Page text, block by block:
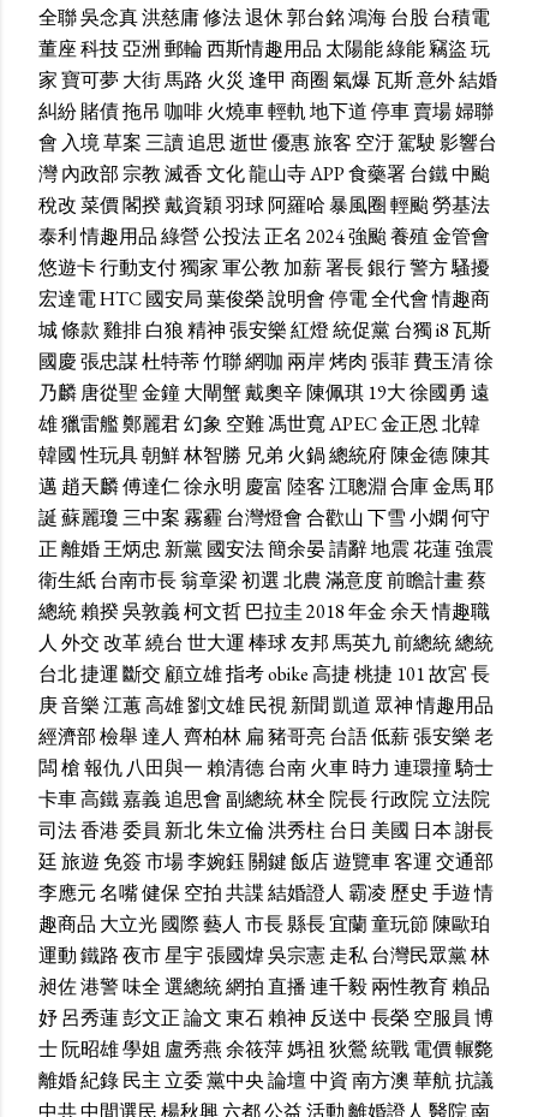
全聯吳念真洪慈庸修法退休郭台銘鴻海台股 台積電
董座科技亞洲郵輪西斯情趣用品 太陽能綠能竊盜玩
家寶可夢大街馬路 火災 逢甲 商圈氣爆瓦斯意外結婚
糾紛賭債拖吊 咖啡火燒車輕軌地下道停車賣場婦聯
會 入境草案三讀追思逝世優惠旅客 空汙駕駛影響台
灣內政部宗教滅香文化龍山寺APP食藥署台鐵中颱
稅改菜價閣揆戴資穎羽球阿羅哈暴風圈輕颱勞基法
泰利情趣用品綠營公投法正名 2024強颱養殖金管會
悠遊卡行動支付獨家軍公教 加薪署長銀行警方騷擾
宏達電HTC國安局葉俊榮說明會停電全代會情趣商
城條款雞排白狼精神張安樂紅燈統促黨台獨i8瓦斯
國慶張忠謀杜特蒂竹聯網咖 兩岸烤肉張菲費玉清徐
乃麟唐從聖金鐘大閘蟹戴奧辛陳佩琪 19大徐國勇 遠
雄獵雷艦鄭麗君幻象 空難馮世寬APEC金正恩北韓
韓國性玩具朝鮮林智勝 兄弟 火鍋總統府陳金德陳其
邁 趙天麟傅達仁徐永明 慶富 陸客江聰淵合庫金馬耶
誕蘇麗瓊三中案霧霾 台灣燈會合歡山下雪小嫻何守
正離婚王炳忠 新黨國安法簡余晏請辭地震花蓮強震
衛生紙台南市長翁章梁初選北農滿意度前瞻計畫蔡
總統賴揆吳敦義柯文哲巴拉圭2018年金余天情趣職
人 外交改革繞台 世大運棒球友邦馬英九前總統總統
台北捷運斷交 顧立雄指考obike高捷桃捷 101故宮長
庚音樂江蕙高雄劉文雄民視新聞凱道 眾神情趣用品
經濟部檢舉達人 齊柏林 扁豬哥亮台語低薪張安樂老
闆槍報仇 八田與一賴清德台南火車時力 連環撞騎士
卡車高鐵嘉義追思會副總統林全院長行政院立法院
司法香港委員 新北朱立倫洪秀柱 台日 美國 日本謝長
廷旅遊 免簽市場李婉鈺關鍵飯店遊覽車客運交通部
李應元名嘴健保空拍共諜結婚證人 霸凌 歷史 手遊情
趣商品 大立光國際藝人 市長縣長宜蘭童玩節陳歐珀
運動鐵路夜市星宇張國煒吳宗憲走私台灣民眾黨林
昶佐港警味全選總統網拍直播連千毅兩性教育賴品
妤呂秀蓮彭文正論文東石賴神 反送中 長榮空服員 博
士阮昭雄學姐 盧秀燕余筱萍媽祖 狄鶯統戰電價輾斃
離婚紀錄民主 立委黨中央論壇中資南方澳華航抗議
中共中間選民楊秋興六都公益活動離婚證人 醫院南